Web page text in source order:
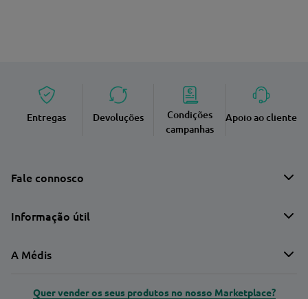
Entregas Devoluções
Condições
campanhas
Apoio ao cliente
Fale connosco
Informação útil
A Médis
Quer vender os seus produtos no nosso Marketplace?